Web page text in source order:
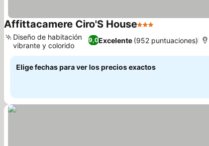
Affittacamere Ciro'S House3 Estrellas
9,0Excelente (952 puntuaciones)
Diseño de habitación
vibrante y colorido
Elige fechas para ver los precios exactos